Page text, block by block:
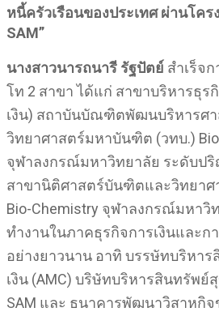
หนี้ครัวเรือนของประเทศ ผ่านโค
SAM”
นางสาวนารถนารี รัฐปัตย์ สำเร็จ
โท 2 สาขา ได้แก่ สาขาบริหารธุ
เงิน) สถาบันบัณฑิตพัฒนบริหารศา
วิทยาศาสตร์มหาบันฑิต (วทบ.)
จุฬาลงกรณ์มหาวิทยาลัย ระดับป
สาขานิติศาสตร์บันฑิตและวิทยา
Bio-Chemistry จุฬาลงกรณ์มหา
ทำงานในภาคธุรกิจการเงินและก
อย่างยาวนาน อาทิ บรรษัทบริหา
เงิน (AMC) บริษัทบริหารสินทรัพย์
SAM และ ธนาคารพัฒนาวิสาหกิ